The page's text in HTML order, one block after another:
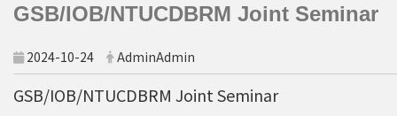
金屬以及輻射線等對腫瘤細胞的影響，同時有效
師於1996年回到台灣大學任教後，繼續以生物
晶片搭配生物資訊等為工具，開發專一性生物指
標，應用於精準農業以及偵測癌細胞轉移或復發
GSB/IOB/NTUCDBRM Joint Seminar
2024-10-24 AdminAdmin
GSB/IOB/NTUCDBRM Joint Seminar